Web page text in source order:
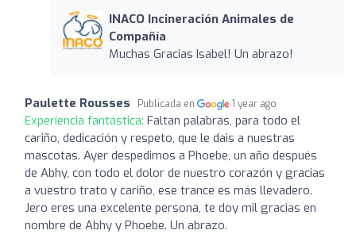
INACO Incineración Animales de
Compañía
Muchas Gracias Isabel! Un abrazo!
Paulette Rousses Publicada en 1 year ago
Experiencia fantástica: Faltan palabras, para todo el
cariño, dedicación y respeto, que le dais a nuestras
mascotas. Ayer despedimos a Phoebe, un año después
de Abhy, con todo el dolor de nuestro corazón y gracias
a vuestro trato y cariño, ese trance es más llevadero.
Jero eres una excelente persona, te doy mil gracias en
nombre de Abhy y Phoebe. Un abrazo.